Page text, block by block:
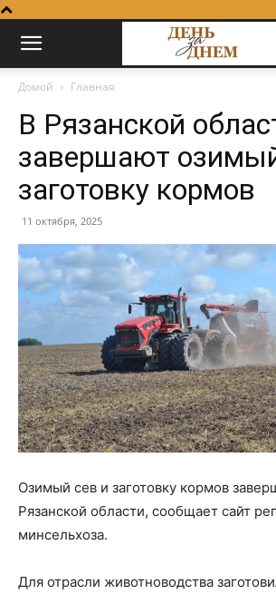
Домой Главная
В Рязанской
завершают
заготовку кормов
11 октября, 2025
Озимый сев и заготовку кормов
Рязанской области, сообщает сайт
минсельхоза.
Для отрасли животноводства